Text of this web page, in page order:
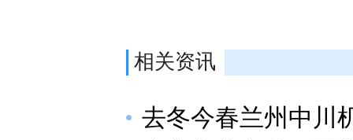
相关资讯
去冬今春兰州中川